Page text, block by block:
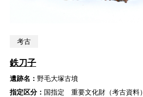
考古
鉄刀子
遺跡名： 野毛大塚古墳
指定区分： 国指定 重要文化財（考古資料）